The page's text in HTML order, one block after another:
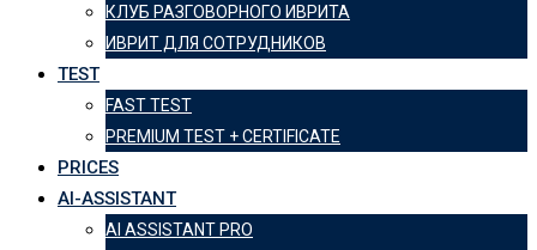
КЛУБ РАЗГОВОРНОГО ИВРИТА
ИВРИТ ДЛЯ СОТРУДНИКОВ
TEST
FAST TEST
PREMIUM TEST + CERTIFICATE
PRICES
AI-ASSISTANT
AI ASSISTANT PRO